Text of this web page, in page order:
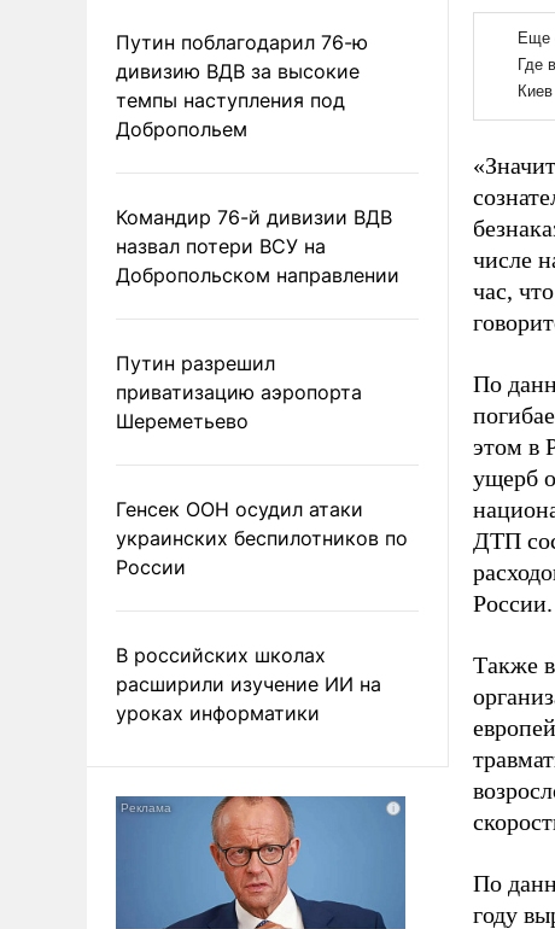
Путин поблагодарил 76-ю
дивизию ВДВ за высокие
темпы наступления под
Добропольем
Командир 76-й дивизии ВДВ
назвал потери ВСУ на
Добропольском направлении
Путин разрешил
приватизацию аэропорта
Шереметьево
Генсек ООН осудил атаки
украинских беспилотников по
России
В российских школах
расширили изучение ИИ на
уроках информатики
числе
час,
По
этом в
ущерб
ДТП
России.
Также
По
году